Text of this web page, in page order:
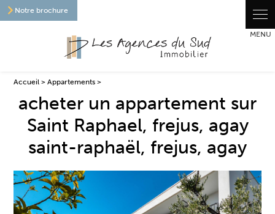
Notre brochure
Accueil >Appartements >
acheter un appartement sur
Saint Raphael, frejus, agay
saint-raphaël, frejus, agay
Panneau de gestion des cookies